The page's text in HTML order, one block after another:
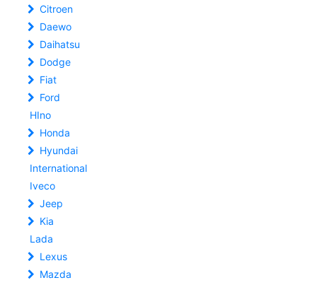
Citroen
Daewo
Daihatsu
Dodge
Fiat
Ford
HIno
Honda
Hyundai
International
Iveco
Jeep
Kia
Lada
Lexus
Mazda